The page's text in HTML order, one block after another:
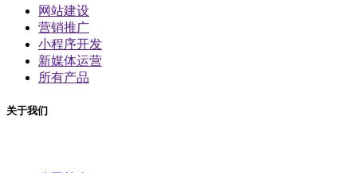
网站建设
营销推广
小程序开发
新媒体运营
所有产品
关于我们